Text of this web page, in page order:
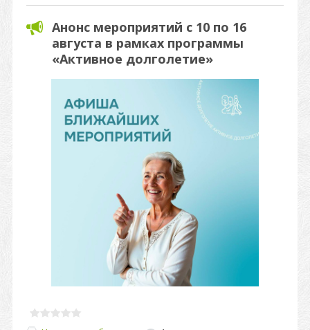
Анонс мероприятий с 10 по 16
августа в рамках программы
«Активное долголетие»